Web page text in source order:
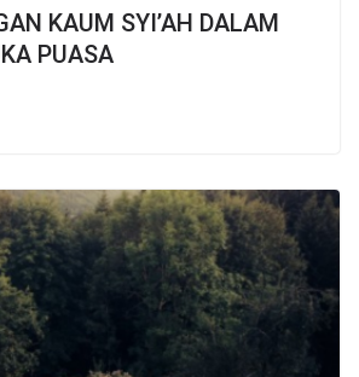
KAUM SYI’AH DALAM
PUASA